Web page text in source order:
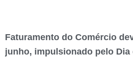
Faturamento do Comércio
junho, impulsionado pelo Dia